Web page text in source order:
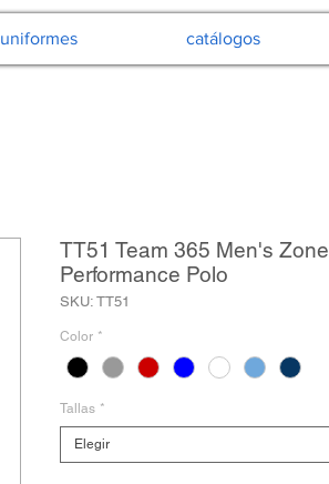
uniformes catálogos
TT51 Team 365 Men's Zone
Performance Polo
SKU: TT51
Color *
Tallas *
Elegir